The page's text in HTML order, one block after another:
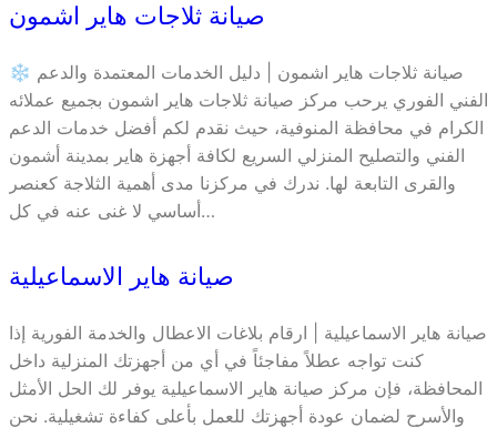
صيانة ثلاجات هاير اشمون
❄️ صيانة ثلاجات هاير اشمون | دليل الخدمات المعتمدة والدعم
الفني الفوري يرحب مركز صيانة ثلاجات هاير اشمون بجميع عملائه
الكرام في محافظة المنوفية، حيث نقدم لكم أفضل خدمات الدعم
الفني والتصليح المنزلي السريع لكافة أجهزة هاير بمدينة أشمون
والقرى التابعة لها. ندرك في مركزنا مدى أهمية الثلاجة كعنصر
أساسي لا غنى عنه في كل…
صيانة هاير الاسماعيلية
صيانة هاير الاسماعيلية | ارقام بلاغات الاعطال والخدمة الفورية إذا
كنت تواجه عطلاً مفاجئاً في أي من أجهزتك المنزلية داخل
المحافظة، فإن مركز صيانة هاير الاسماعيلية يوفر لك الحل الأمثل
والأسرح لضمان عودة أجهزتك للعمل بأعلى كفاءة تشغيلية. نحن